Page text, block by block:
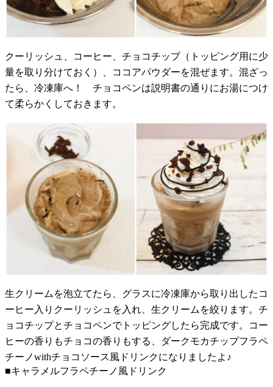
クーリッシュ、コーヒー、チョコチップ（トッピング用に少
量を取り分けておく）、ココアパウダーを混ぜます。混ざっ
たら、冷凍庫へ！ チョコペンは説明書の通りにお湯につけ
て柔らかくしておきます。
生クリームを泡立てたら、グラスに冷凍庫から取り出したコ
ーヒー入りクーリッシュを入れ、生クリームを絞ります。チ
ョコチップとチョコペンでトッピングしたら完成です。コー
ヒーの香りもチョコの香りもする、ダークモカチップフラペ
チーノwithチョコソース風ドリンクになりましたよ♪
■キャラメルフラペチーノ風ドリンク